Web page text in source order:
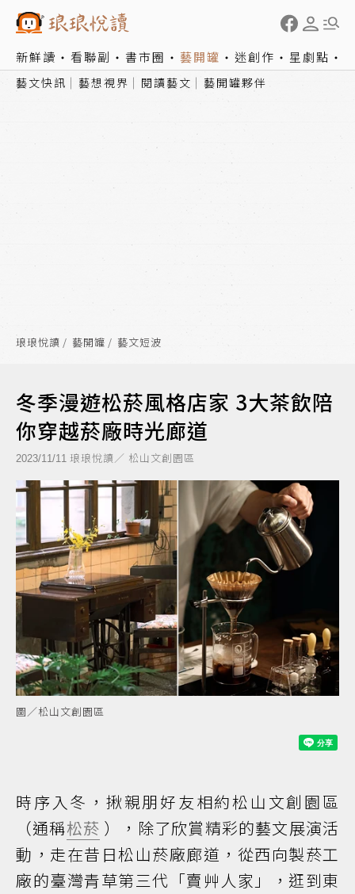
新鮮讀 看聯副 書市圈 藝開罐 迷創作 星劇點
藝文快訊 藝想視界 閱讀藝文 藝開罐夥伴
琅琅悅讀 藝開罐 藝文短波
冬季漫遊松菸風格店家 3大茶飲陪
你穿越菸廠時光廊道
2023/11/11 琅琅悅讀／ 松山文創園區
圖／松山文創園區
時序入冬，揪親朋好友相約松山文創園區
（通稱松菸 ），除了欣賞精彩的藝文展演活
動，走在昔日松山菸廠廊道，從西向製菸工
廠的臺灣青草第三代「賣艸人家」，逛到東